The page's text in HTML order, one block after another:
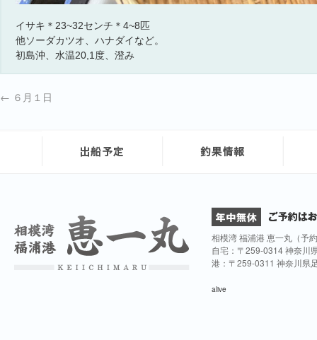
イサキ＊23~32センチ＊4~8匹
他ソーダカツオ、ハナダイなど。
初島沖、水温20,1度、澄み
← ６月１日
相模湾 福浦港 恵一丸（予
自宅：〒259-0314 神奈川
港：〒259-0311 神奈川県
alive